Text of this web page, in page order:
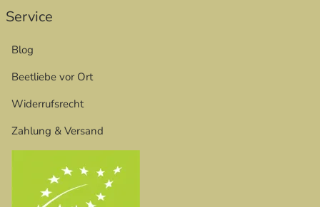
Service
Blog
Beetliebe vor Ort
Widerrufsrecht
Zahlung & Versand